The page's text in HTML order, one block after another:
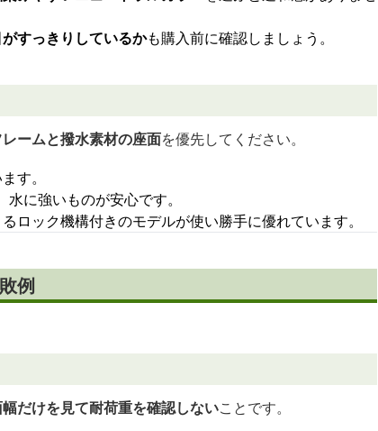
すっきりしているかも購入前に確認しましょう。
ームと撥水素材の座面を優先してください。
す。
水に強いものが安心です。
ロック機構付きのモデルが使い勝手に優れています。
例
だけを見て耐荷重を確認しないことです。